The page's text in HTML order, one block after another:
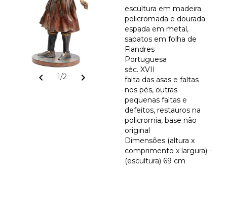
chevron_left 1/2 chevron_right
escultura em madeira
policromada e dourada
espada em metal,
sapatos em folha de
Flandres
Portuguesa
séc. XVII
falta das asas e faltas
nos pés, outras
pequenas faltas e
defeitos, restauros na
policromia, base não
original
Dimensões (altura x
comprimento x largura) -
(escultura) 69 cm